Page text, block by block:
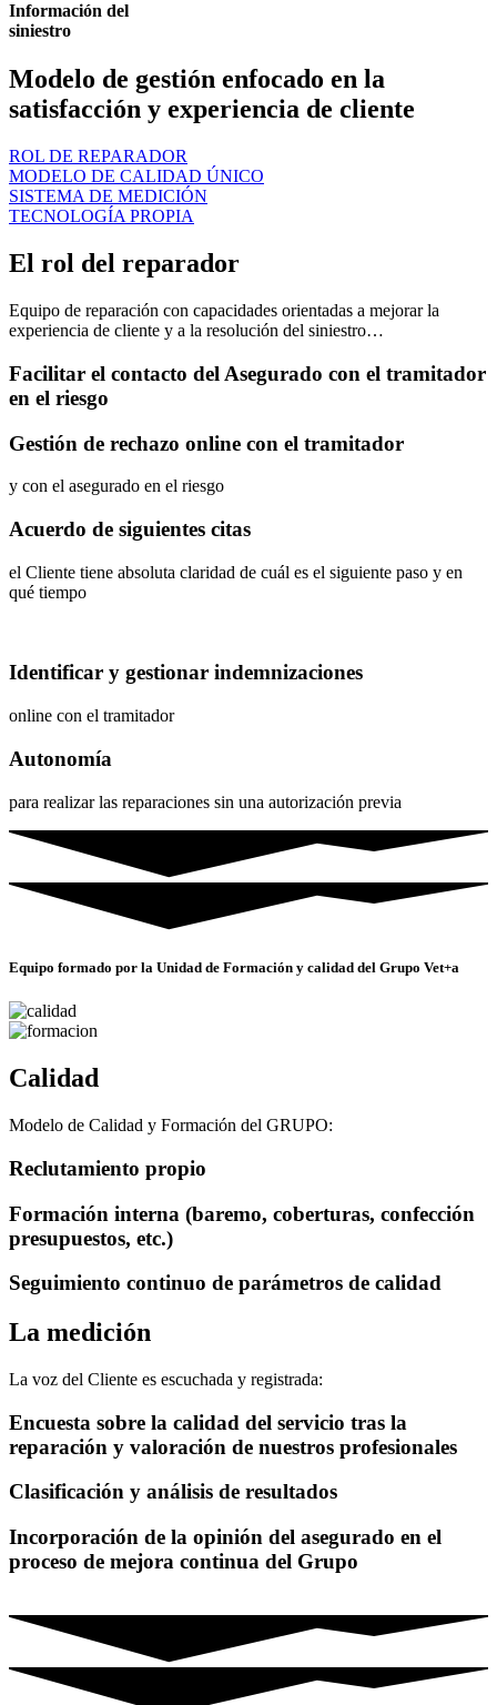
Información del
siniestro
Modelo de gestión enfocado en la
satisfacción y experiencia de cliente
ROL DE REPARADOR
MODELO DE CALIDAD ÚNICO
SISTEMA DE MEDICIÓN
TECNOLOGÍA PROPIA
El rol del reparador
Equipo de reparación con capacidades orientadas a mejorar la
experiencia de cliente y a la resolución del siniestro…
Facilitar el contacto del Asegurado con el tramitador
en el riesgo
Gestión de rechazo online con el tramitador
y con el asegurado en el riesgo
Acuerdo de siguientes citas
el Cliente tiene absoluta claridad de cuál es el siguiente paso y en
qué tiempo
Identificar y gestionar indemnizaciones
online con el tramitador
Autonomía
para realizar las reparaciones sin una autorización previa
Equipo formado por la Unidad de Formación y calidad del Grupo Vet+a
Calidad
Modelo de Calidad y Formación del GRUPO:
Reclutamiento propio
Formación interna (baremo, coberturas, confección
presupuestos, etc.)
Seguimiento continuo de parámetros de calidad
La medición
La voz del Cliente es escuchada y registrada:
Encuesta sobre la calidad del servicio tras la
reparación y valoración de nuestros profesionales
Clasificación y análisis de resultados
Incorporación de la opinión del asegurado en el
proceso de mejora continua del Grupo